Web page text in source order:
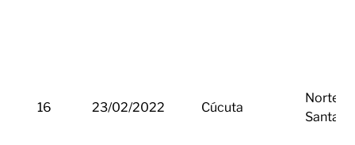
16 23/02/2022 Cúcuta
Norte